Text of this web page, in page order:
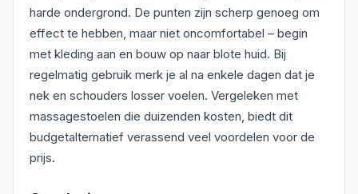
harde ondergrond. De punten zijn scherp genoeg om
effect te hebben, maar niet oncomfortabel – begin
met kleding aan en bouw op naar blote huid. Bij
regelmatig gebruik merk je al na enkele dagen dat je
nek en schouders losser voelen. Vergeleken met
massagestoelen die duizenden kosten, biedt dit
budgetalternatief verassend veel voordelen voor de
prijs.